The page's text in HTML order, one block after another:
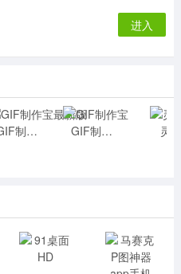
播演讲、台上发言等领域
手、Vlog等众多APP，一
提词滚动速度，添加配乐
速编辑用户想要编辑的所有
时间，提高视频拍摄质量
展越来越迅速了，录制视频
脚本，记不住台词没有提示
词为大家提供提词功能，能
大小，文本无限输入，还可
进入
GIF制作宝最新版 GIF制作宝 灵